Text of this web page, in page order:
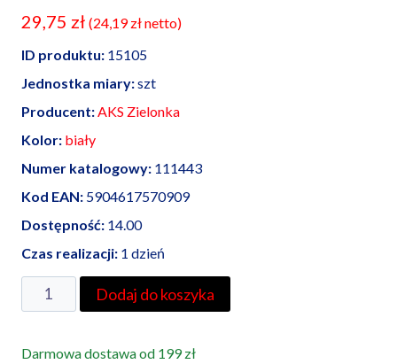
29,75 zł (24,19złnetto)
ID produktu: 15105
Jednostka miary:szt
Producent: AKS Zielonka
Kolor: biały
Numer katalogowy: 111443
Kod EAN: 5904617570909
Dostępność: 14.00
Czas realizacji: 1 dzień
ilość
AKS
łącznik
Dodaj do koszyka
Darmowa dostawa od 199 zł